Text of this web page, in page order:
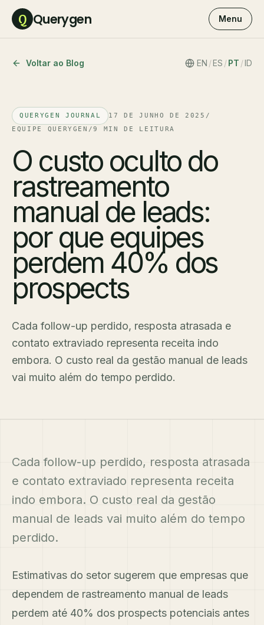
Q Querygen Menu
Voltar ao Blog EN /ES / PT /ID
QUERYGEN JOURNAL 17 DE JUNHO DE 2025 /
EQUIPE QUERYGEN /9 MIN DE LEITURA
O custo oculto do
rastreamento
manual de leads:
por que equipes
perdem 40% dos
prospects
Cada follow-up perdido, resposta atrasada e
contato extraviado representa receita indo
embora. O custo real da gestão manual de leads
vai muito além do tempo perdido.
Cada follow-up perdido, resposta atrasada
e contato extraviado representa receita
indo embora. O custo real da gestão
manual de leads vai muito além do tempo
perdido.
Estimativas do setor sugerem que empresas que
dependem de rastreamento manual de leads
perdem até 40% dos prospects potenciais antes